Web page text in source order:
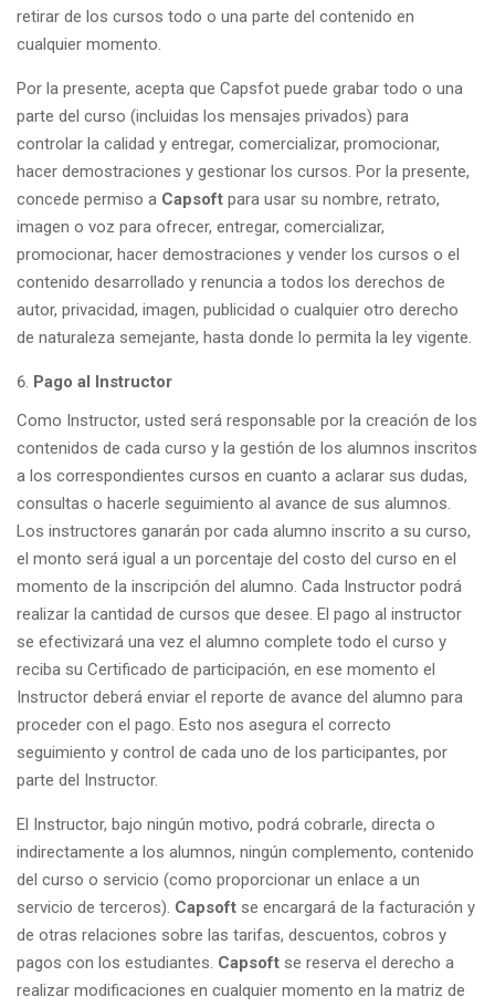
retirar de los cursos todo o una parte del contenido en
cualquier momento.
Por la presente, acepta que Capsfot puede grabar todo o una
parte del curso (incluidas los mensajes privados) para
controlar la calidad y entregar, comercializar, promocionar,
hacer demostraciones y gestionar los cursos. Por la presente,
concede permiso a Capsoft para usar su nombre, retrato,
imagen o voz para ofrecer, entregar, comercializar,
promocionar, hacer demostraciones y vender los cursos o el
contenido desarrollado y renuncia a todos los derechos de
autor, privacidad, imagen, publicidad o cualquier otro derecho
de naturaleza semejante, hasta donde lo permita la ley vigente.
Pago al Instructor
Como Instructor, usted será responsable por la creación de los
contenidos de cada curso y la gestión de los alumnos inscritos
a los correspondientes cursos en cuanto a aclarar sus dudas,
consultas o hacerle seguimiento al avance de sus alumnos.
Los instructores ganarán por cada alumno inscrito a su curso,
el monto será igual a un porcentaje del costo del curso en el
momento de la inscripción del alumno. Cada Instructor podrá
realizar la cantidad de cursos que desee. El pago al instructor
se efectivizará una vez el alumno complete todo el curso y
reciba su Certificado de participación, en ese momento el
Instructor deberá enviar el reporte de avance del alumno para
proceder con el pago. Esto nos asegura el correcto
seguimiento y control de cada uno de los participantes, por
parte del Instructor.
El Instructor, bajo ningún motivo, podrá cobrarle, directa o
indirectamente a los alumnos, ningún complemento, contenido
del curso o servicio (como proporcionar un enlace a un
servicio de terceros). Capsoft se encargará de la facturación y
de otras relaciones sobre las tarifas, descuentos, cobros y
pagos con los estudiantes. Capsoft se reserva el derecho a
realizar modificaciones en cualquier momento en la matriz de